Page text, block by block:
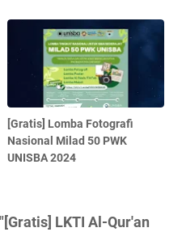
[Gratis] Lomba Fotografi
Nasional Milad 50 PWK
UNISBA 2024
LKTI Al-Qur'an